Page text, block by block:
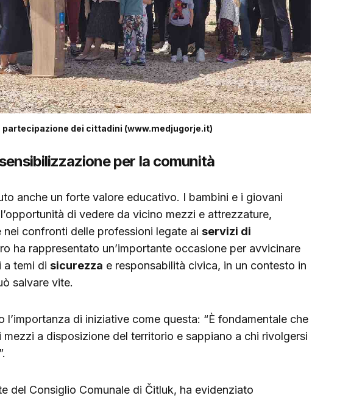
partecipazione dei cittadini (www.medjugorje.it)
per la comunità
anche un forte valore educativo. I bambini e i giovani
di vedere da vicino mezzi e attrezzature,
nei confronti delle professioni legate ai servizi di
ha rappresentato un’importante occasione per avvicinare
a temi di sicurezza e responsabilità civica, in un contesto in
salvare vite.
l’importanza di iniziative come questa: “È fondamentale che
a disposizione del territorio e sappiano a chi rivolgersi
del Consiglio Comunale di Čitluk, ha evidenziato